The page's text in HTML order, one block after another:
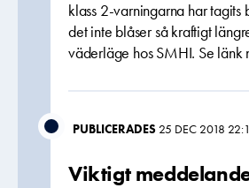
klass 2-varningarna har tagits
det inte blåser så kraftigt
väderläge hos SMHI. Se länk
PUBLICERADES 25 DEC 2018
Viktigt